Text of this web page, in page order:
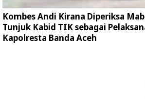
Kombes Andi Kirana Diperiksa
Tunjuk Kabid TIK sebagai
Kapolresta Banda Aceh